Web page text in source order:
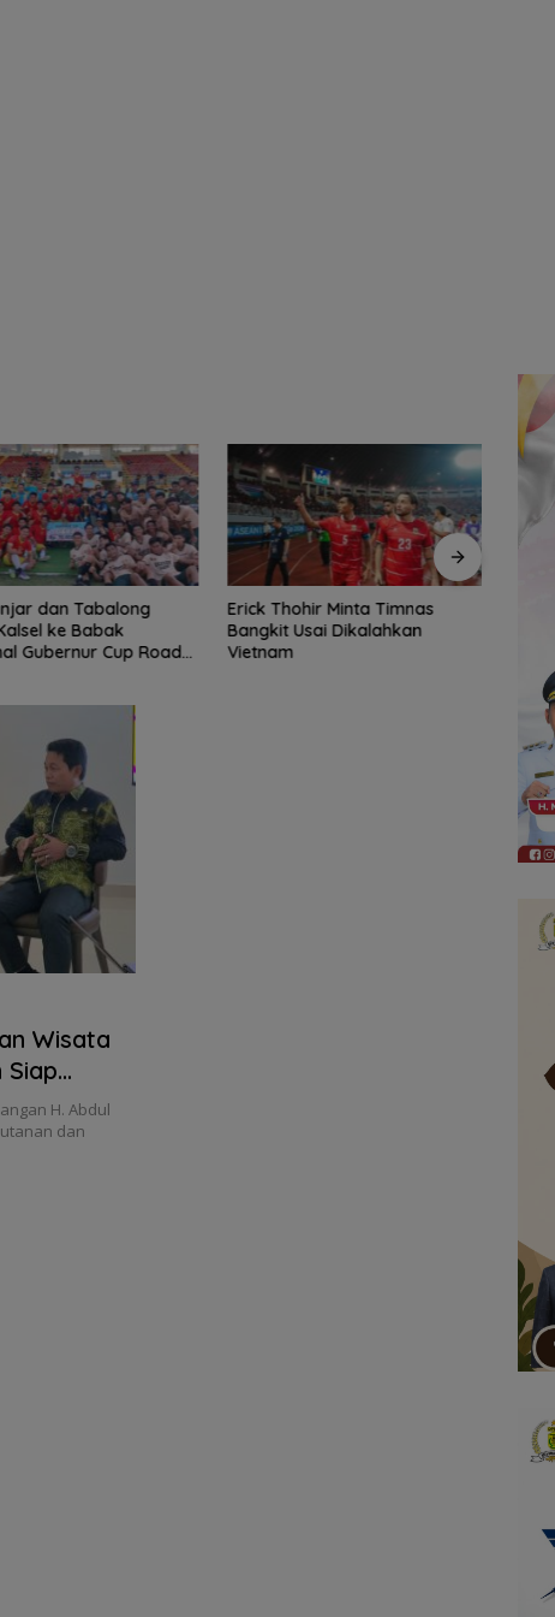
Minta Timnas
Usai Dikalahkan
DPRD Balangan Terima
Silaturahmi Kapolres Baru,
Perkuat Sinergi untuk Daerah
Wisata
Siap
H. Abdul
dan